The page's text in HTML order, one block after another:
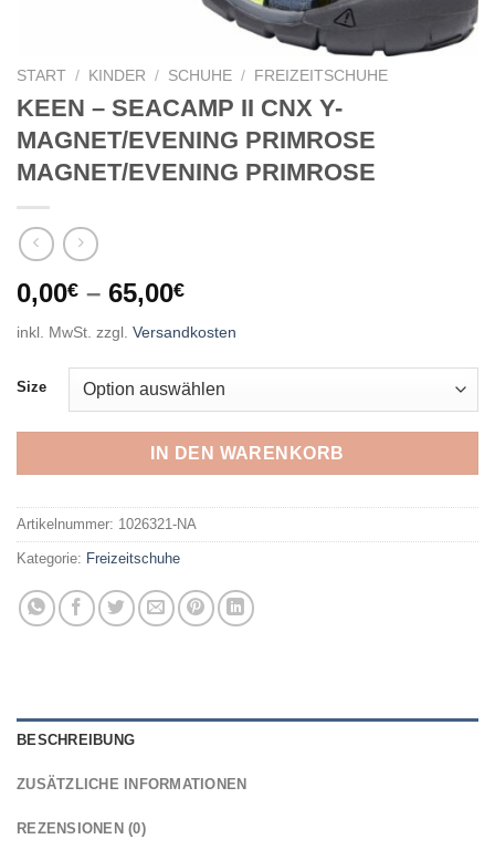
START / KINDER / SCHUHE / FREIZEITSCHUHE
KEEN – SEACAMP II CNX Y-
MAGNET/EVENING PRIMROSE
MAGNET/EVENING PRIMROSE
0,00€ – 65,00€
inkl. MwSt. zzgl. Versandkosten
Size
IN DEN WARENKORB
Artikelnummer: 1026321-NA
Kategorie: Freizeitschuhe
BESCHREIBUNG
ZUSÄTZLICHE INFORMATIONEN
REZENSIONEN (0)